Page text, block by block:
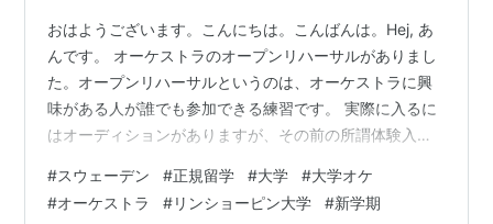
おはようございます。こんにちは。こんばんは。Hej, あ
んです。 オーケストラのオープンリハーサルがありまし
た。オープンリハーサルというのは、オーケストラに興
味がある人が誰でも参加できる練習です。 実際に入るに
はオーディションがありますが、その前の所謂体験入部
投稿しているので、こちらをご覧ください。 大学オケ〜
Linköping Akademiska Orkester〜 @リンショーピン大
#スウェーデン #正規留学 #大学 #大学オケ
#オーケストラ #リンショーピン大学 #新学期